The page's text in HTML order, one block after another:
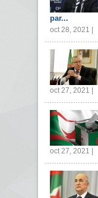
par...
oct 28, 2021 |
oct 27, 2021 |
oct 27, 2021 |